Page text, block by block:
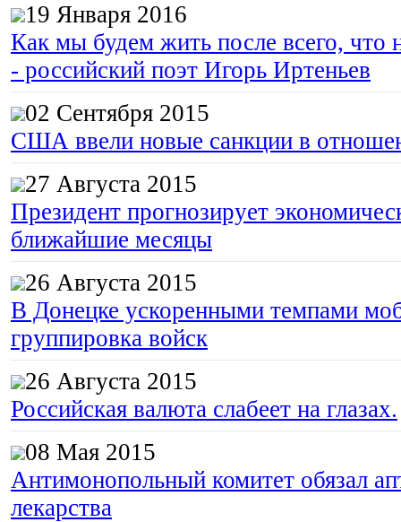
19 Января 2016
Как мы будем жить после всего, что
- российский поэт Игорь Иртеньев
02 Сентября 2015
США ввели новые санкции в
27 Августа 2015
Президент прогнозирует
ближайшие месяцы
26 Августа 2015
В Донецке ускоренными темпами
группировка войск
26 Августа 2015
Российская валюта слабеет на глазах.
08 Мая 2015
Антимонопольный комитет обязал
лекарства